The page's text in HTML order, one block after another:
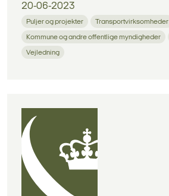
20-06-2023
Puljer og projekter Transportvirksomheder
Kommune og andre offentlige myndigheder
Vejledning